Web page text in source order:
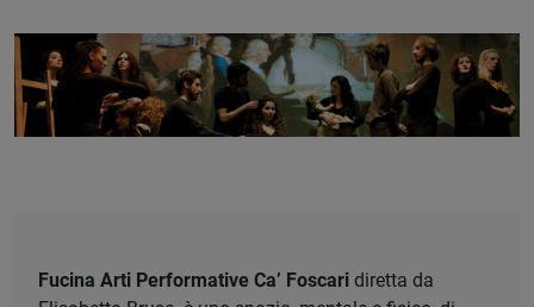
Fucina Arti Performative Ca’ Foscari diretta da